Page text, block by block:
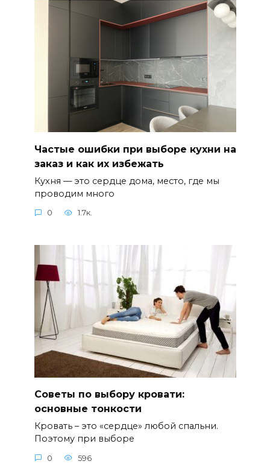
Частые ошибки при выборе кухни на
заказ и как их избежать
Кухня — это сердце дома, место, где мы
проводим много
0 1.7к.
Советы по выбору кровати:
основные тонкости
Кровать – это «сердце» любой спальни.
Поэтому при выборе
0 596